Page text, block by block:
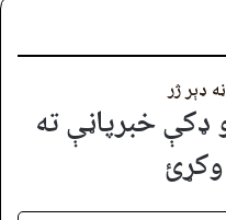
ډېر ژر
ډکې خبرپاڼې ته